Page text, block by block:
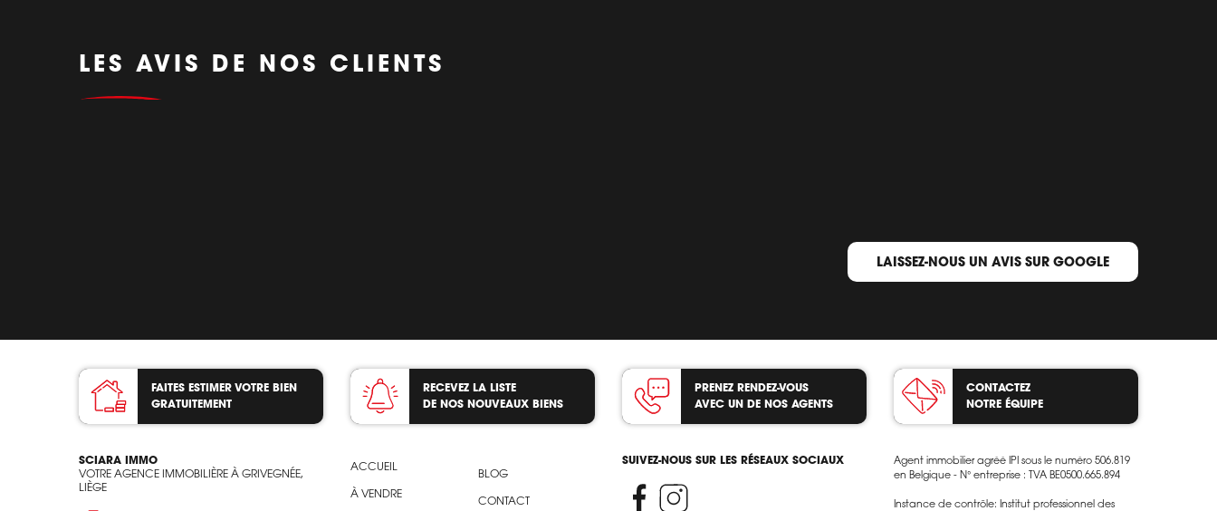
LES AVIS DE NOS CLIENTS
LAISSEZ-NOUS UN AVIS SUR GOOGLE
FAITES ESTIMER VOTRE BIEN
GRATUITEMENT
RECEVEZ LA LISTE
DE NOS NOUVEAUX BIENS
PRENEZ RENDEZ-VOUS
AVEC UN DE NOS AGENTS
CONTACTEZ
NOTRE ÉQUIPE
SCIARA IMMO
VOTRE AGENCE IMMOBILIÈRE À GRIVEGNÉE,
LIÈGE
ACCUEIL
À VENDRE
BLOG
CONTACT
SUIVEZ-NOUS SUR LES RÉSEAUX SOCIAUX
Agent immobilier agréé IPI sous le numéro 506.819
en Belgique - N° entreprise : TVA BE0500.665.894
Instance de contrôle: Institut professionnel des